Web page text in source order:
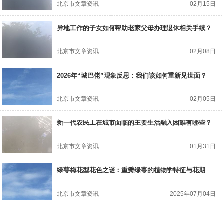
北京市文章资讯 02月15日
异地工作的子女如何帮助老家父母办理退休相关手续？
北京市文章资讯 02月08日
2026年“城巴佬”现象反思：我们该如何重新见世面？
北京市文章资讯 02月05日
新一代农民工在城市面临的主要生活融入困难有哪些？
北京市文章资讯 01月31日
绿萼梅花型花色之谜：重瓣绿萼的植物学特征与花期
北京市文章资讯 2025年07月04日